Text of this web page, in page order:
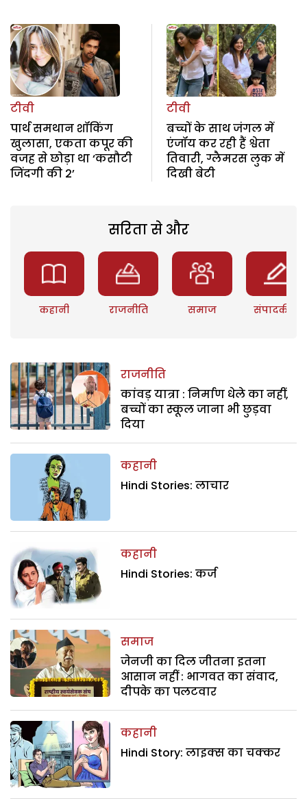
टीवी
पार्थ समथान शॉकिंग
खुलासा, एकता कपूर की
वजह से छोड़ा था ‘कसौटी
जिंदगी की 2’
टीवी
बच्चों के साथ जंगल में
एंजॉय कर रही हैं श्वेता
तिवारी, ग्लैमरस लुक में
दिखी बेटी
सरिता से और
कहानी राजनीति समाज संपादकीय
राजनीति
कांवड़ यात्रा : निर्माण धेले का नहीं,
बच्चों का स्कूल जाना भी छुड़वा
दिया
कहानी
Hindi Stories: लाचार
कहानी
Hindi Stories: कर्ज
समाज
जेनजी का दिल जीतना इतना
आसान नहीं : भागवत का संवाद,
दीपके का पलटवार
कहानी
Hindi Story: लाइक्स का चक्कर